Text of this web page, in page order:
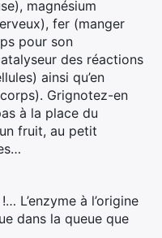
magnésium
fer (manger
pour son
des réactions
ainsi qu’en
Grignotez-en
à la place du
fruit, au petit
L’enzyme à l’origine
dans la queue que